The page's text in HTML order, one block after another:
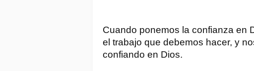
Cuando ponemos la confianza en
el trabajo que debemos hacer, y
confiando en Dios.